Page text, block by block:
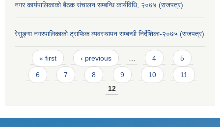
नगर कार्यपालिकाको बैठक संचालन सम्बन्धि कार्यविधि, २०७४ (राजपत्र)
रेसुङ्गा नगरपालिकाको ट्राफिक व्यवस्थापन सम्बन्धी निर्देशिका-२०७५ (राजपत्र)
Pages
« first ‹ previous 4 5
6 7 8 9 10
11
12